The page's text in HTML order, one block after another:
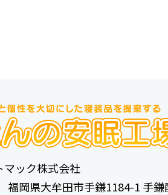
マック株式会社
岡県大牟田市手鎌1184-1 手鎌